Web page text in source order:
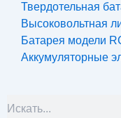
Твердотельная
Высоковольтная
Батарея модели
Аккумуляторные